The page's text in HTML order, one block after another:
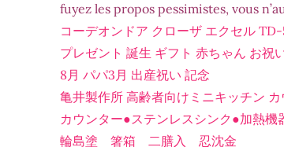
fuyez les propos pessimistes, vous
コーデオンドア クローザ エクセル
プレゼント 誕生 ギフト 赤ちゃん お祝
8月 パパ3月 出産祝い 記念
亀井製作所 高齢者向けミニキッチン
カウンター●ステンレスシンク●加熱機
輪島塗 箸箱 二膳入 忍沈金